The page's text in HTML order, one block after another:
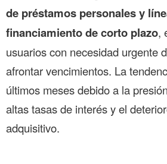
de préstamos personales y
financiamiento de corto plazo,
usuarios con necesidad urgente
afrontar vencimientos. La
últimos meses debido a la
altas tasas de interés y el
adquisitivo.